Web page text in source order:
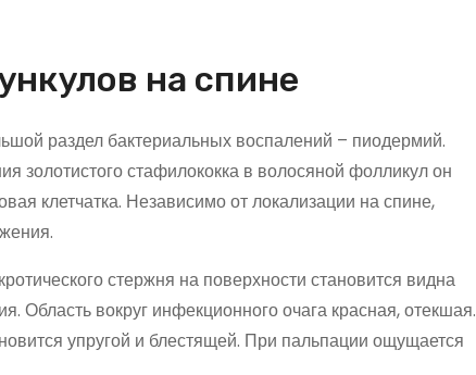
на спине
раздел бактериальных воспалений – пиодермий.
золотистого стафилококка в волосяной фолликул он
клетчатка. Независимо от локализации на спине,
стержня на поверхности становится видна
Область вокруг инфекционного очага красная, отекшая.
упругой и блестящей. При пальпации ощущается